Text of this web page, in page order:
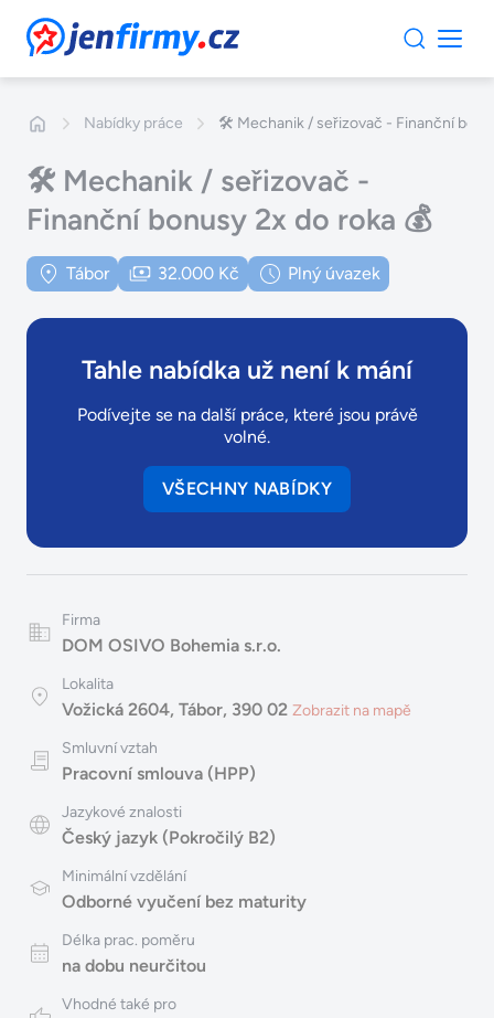
JenFirmy.cz
Nabídky práce 🛠️ Mechanik / seřizovač - Finanční
🛠️ Mechanik / seřizovač -
Finanční bonusy 2x do roka 💰
Tábor 32.000 Kč Plný úvazek
Tahle nabídka už není k mání
Podívejte se na další práce, které jsou právě
volné.
VŠECHNY NABÍDKY
Firma
DOM OSIVO Bohemia s.r.o.
Lokalita
Vožická 2604, Tábor, 390 02 Zobrazit na mapě
Smluvní vztah
Pracovní smlouva (HPP)
Jazykové znalosti
Český jazyk (Pokročilý B2)
Minimální vzdělání
Odborné vyučení bez maturity
Délka prac. poměru
na dobu neurčitou
Vhodné také pro